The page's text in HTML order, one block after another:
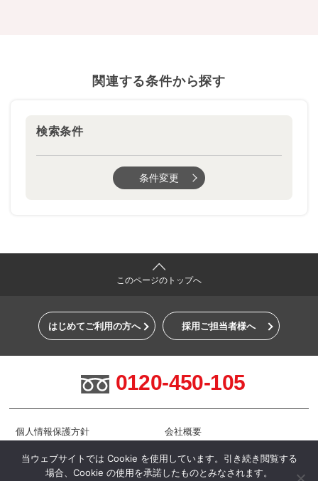
関連する条件から探す
検索条件
条件変更
このページのトップへ
はじめてご利用の方へ 採用ご担当者様へ
0120-450-105
個人情報保護方針
会社概要
お問い合わせ
当ウェブサイトでは Cookie を使用しています。引き続き閲覧する
場合、Cookie の使用を承諾したものとみなされます。